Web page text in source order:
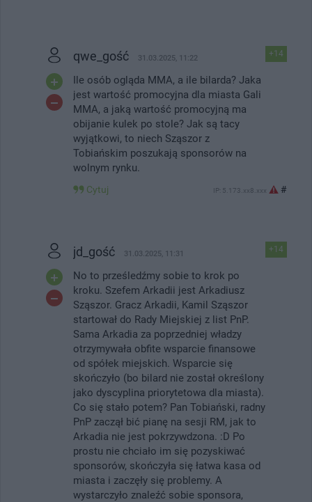
+14
qwe_gość 31.03.2025, 11:22
Ile osób ogląda MMA, a ile bilarda? Jaka
jest wartość promocyjna dla miasta Gali
MMA, a jaką wartość promocyjną ma
obijanie kulek po stole? Jak są tacy
wyjątkowi, to niech Sząszor z
Tobiańskim poszukają sponsorów na
wolnym rynku.
Cytuj IP: 5.173.xx8.xxx #
+14
jd_gość 31.03.2025, 11:31
No to prześledźmy sobie to krok po
kroku. Szefem Arkadii jest Arkadiusz
Sząszor. Gracz Arkadii, Kamil Sząszor
startował do Rady Miejskiej z list PnP.
Sama Arkadia za poprzedniej władzy
otrzymywała obfite wsparcie finansowe
od spółek miejskich. Wsparcie się
skończyło (bo bilard nie został określony
jako dyscyplina priorytetowa dla miasta).
Co się stało potem? Pan Tobiański, radny
PnP zaczął bić pianę na sesji RM, jak to
Arkadia nie jest pokrzywdzona. :D Po
prostu nie chciało im się pozyskiwać
sponsorów, skończyła się łatwa kasa od
miasta i zaczęły się problemy. A
wystarczyło znaleźć sobie sponsora,